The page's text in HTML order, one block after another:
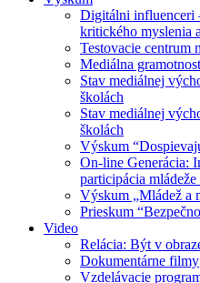
Digitálni influenceri
kritického myslenia
Testovacie centrum
Mediálna
Stav mediálnej
školách
Stav mediálnej
školách
Výskum
On-line Generácia:
participácia
Výskum „Mládež a
Prieskum
Video
Relácia: Být v
Dokumentárne filmy
Vzdelávacie